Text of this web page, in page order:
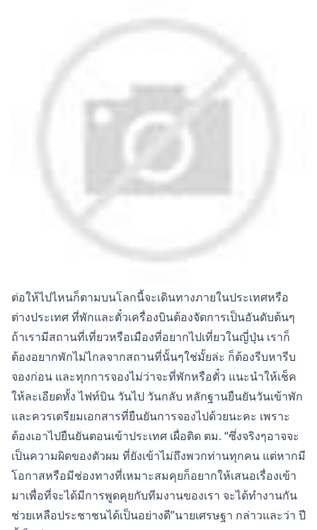
ต่อให้ไปไหนก็ตามบนโลกนี้จะเดินทางภายในประเทศหรือ
ต่างประเทศ ที่พักและตั๋วเครื่องบินต้องจัดการเป็นอันดับต้นๆ
ถ้าเรามีสถานที่เที่ยวหรือเมืองที่อยากไปเที่ยวในญี่ปุ่น เราก็
ต้องอยากพักไม่ไกลจากสถานที่นั้นๆใช่มั้ยล่ะ ก็ต้องรีบหารีบ
จองก่อน และทุกการจองไม่ว่าจะที่พักหรือตั๋ว แนะนำให้เช็ค
ให้ละเอียดทั้ง ไฟท์บิน วันไป วันกลับ หลักฐานยืนยันวันเข้าพัก
และควรเตรียมเอกสารที่ยืนยันการจองไปด้วยนะคะ เพราะ
ต้องเอาไปยืนยันตอนเข้าประเทศ เผื่อติด ตม. “ซึ่งจริงๆอาจจะ
เป็นความผิดของตัวผม ที่ยังเข้าไม่ถึงพวกท่านทุกคน แต่หากมี
โอกาสหรือมีช่องทางที่เหมาะสมคุยก็อยากให้เสนอเรื่องเข้า
มาเพื่อที่จะได้มีการพูดคุยกับทีมงานของเรา จะได้ทำงานกัน
ช่วยเหลือประชาชนได้เป็นอย่างดี”นายเศรษฐา กล่าวและว่า ปี